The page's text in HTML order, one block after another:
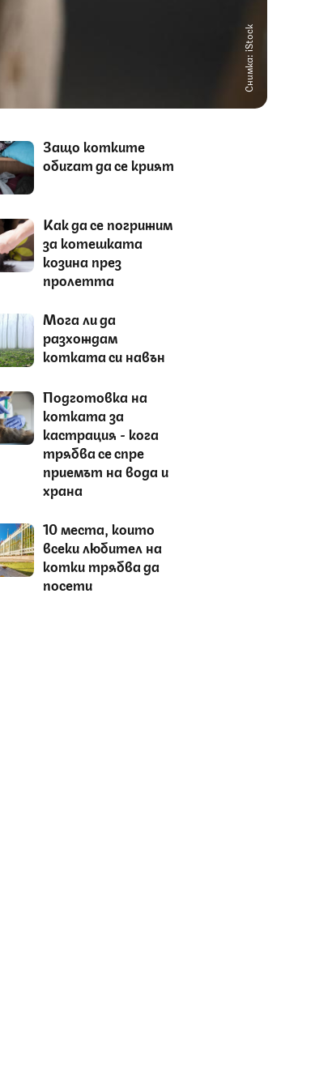
Снимка: iStock
Защо котките
обичат да се крият
Как да се погрижим
за котешката
козина през
пролетта
Мога ли да
разхождам
котката си навън
Подготовка на
котката за
кастрация - кога
трябва се спре
приемът на вода и
храна
10 места, които
всеки любител на
котки трябва да
посети